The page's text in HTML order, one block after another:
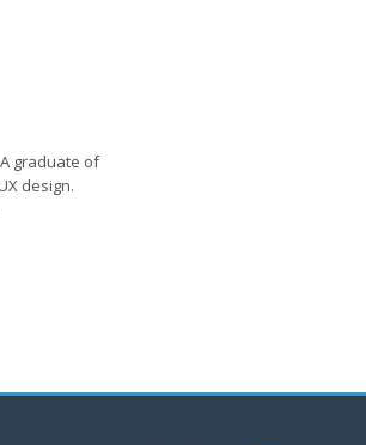
graduate of
design.